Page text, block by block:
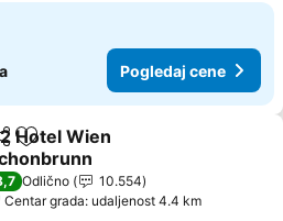
Pogledaj cene
Dodati u favorite
Hotel Wien
cene
Odlično
10.554
Centar grada: udaljenost 4.4 km